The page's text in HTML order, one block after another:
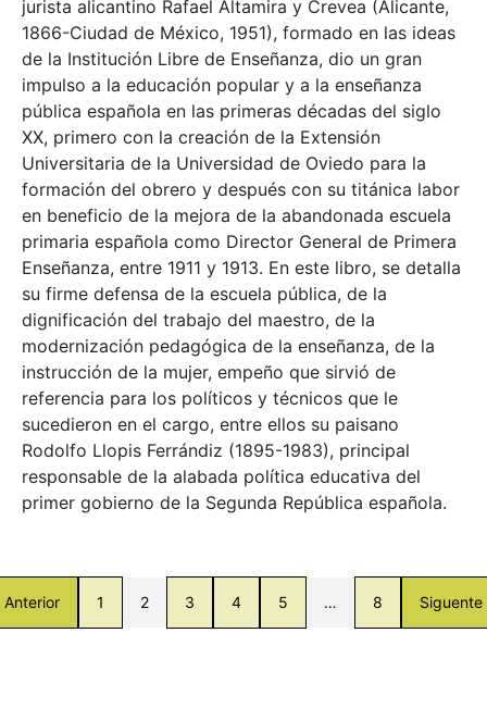
jurista alicantino Rafael Altamira y Crevea (Alicante,
1866-Ciudad de México, 1951), formado en las ideas
de la Institución Libre de Enseñanza, dio un gran
impulso a la educación popular y a la enseñanza
pública española en las primeras décadas del siglo
XX, primero con la creación de la Extensión
Universitaria de la Universidad de Oviedo para la
formación del obrero y después con su titánica labor
en beneficio de la mejora de la abandonada escuela
primaria española como Director General de Primera
Enseñanza, entre 1911 y 1913. En este libro, se detalla
su firme defensa de la escuela pública, de la
dignificación del trabajo del maestro, de la
modernización pedagógica de la enseñanza, de la
instrucción de la mujer, empeño que sirvió de
referencia para los políticos y técnicos que le
sucedieron en el cargo, entre ellos su paisano
Rodolfo Llopis Ferrándiz (1895-1983), principal
responsable de la alabada política educativa del
primer gobierno de la Segunda República española.
Anterior 1 2 3 4 5 … 8 Siguente